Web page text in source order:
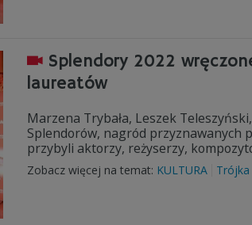
Splendory 2022
laureatów
Marzena Trybała, Leszek
Splendorów, nagród przyznawanych
przybyli aktorzy, reżyserzy,
Zobacz więcej na temat: KULTURA Trójka